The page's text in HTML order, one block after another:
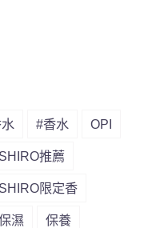
#香水 OPI
SHIRO推薦
SHIRO限定香
濕 保養